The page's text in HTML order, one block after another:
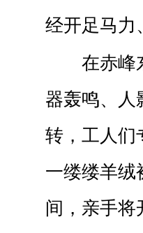
经开足马力
在赤峰
器轰鸣、人
转，工人们
一缕缕羊绒
间，亲手将